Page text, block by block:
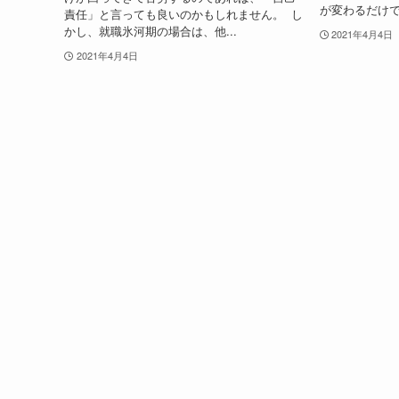
責任」と言っても良いのかもしれません。 し
かし、就職氷河期の場合は、他...
2021年4月4日
が変わるだけ
2021年4月4日